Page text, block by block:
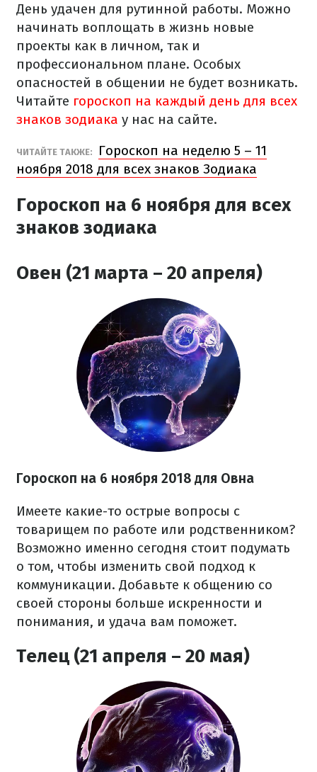
День удачен для рутинной работы. Можно
начинать воплощать в жизнь новые
проекты как в личном, так и
профессиональном плане. Особых
опасностей в общении не будет возникать.
Читайте гороскоп на каждый день для всех
знаков зодиака у нас на сайте.
ЧИТАЙТЕ ТАКЖЕ:
Гороскоп на неделю 5 – 11
ноября 2018 для всех знаков Зодиака
Гороскоп на 6 ноября для всех
знаков зодиака
Овен (21 марта – 20 апреля)
Гороскоп на 6 ноября 2018 для Овна
Имеете какие-то острые вопросы с
товарищем по работе или родственником?
Возможно именно сегодня стоит подумать
о том, чтобы изменить свой подход к
коммуникации. Добавьте к общению со
своей стороны больше искренности и
понимания, и удача вам поможет.
Телец (21 апреля – 20 мая)